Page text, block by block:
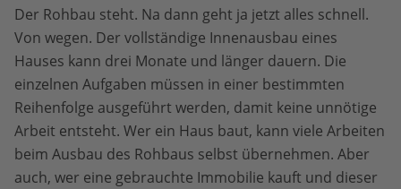
Der Rohbau steht. Na dann geht ja jetzt alles schnell.
Von wegen. Der vollständige Innenausbau eines
Hauses kann drei Monate und länger dauern. Die
einzelnen Aufgaben müssen in einer bestimmten
Reihenfolge ausgeführt werden, damit keine unnötige
Arbeit entsteht. Wer ein Haus baut, kann viele Arbeiten
beim Ausbau des Rohbaus selbst übernehmen. Aber
auch, wer eine gebrauchte Immobilie kauft und dieser